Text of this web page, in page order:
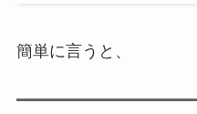
簡単に言うと、